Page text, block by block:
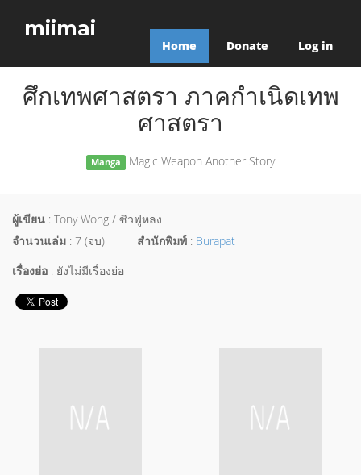
miimai
Home Donate Log in
ศึกเทพศาสตรา ภาคกำเนิดเทพ
ศาสตรา
Manga Magic Weapon Another Story
ผู้เขียน : Tony Wong / ซิวฟูหลง
จำนวนเล่ม : 7 (จบ) สำนักพิมพ์ : Burapat
เรื่องย่อ : ยังไม่มีเรื่องย่อ